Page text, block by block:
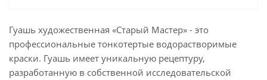
Гуашь художественная «Старый Мастер» - это
профессиональные тонкотертые водорастворимые
краски. Гуашь имеет уникальную рецептуру,
разработанную в собственной исследовательской